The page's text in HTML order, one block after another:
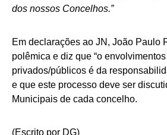
dos nossos Concelhos.”
Em declarações ao JN, João Paulo
polêmica e diz que “o
privados/públicos é da
e que este processo deve ser
Municipais de cada concelho.
(Escrito por DG)